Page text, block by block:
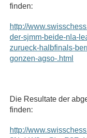
finden:
http://
der-sjmm-beide-nla-
zurueck-halbfinals-
gonzen-agso-.html
Die Resultate der
finden:
http://